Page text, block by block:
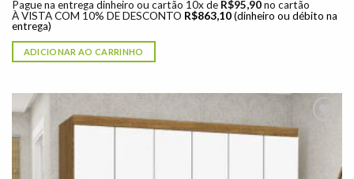
Pague na entrega dinheiro ou cartão 10x de R$95,90 no cartão
À VISTA COM 10% DE DESCONTO R$863,10 (dinheiro ou débito na
entrega)
ADICIONAR AO CARRINHO